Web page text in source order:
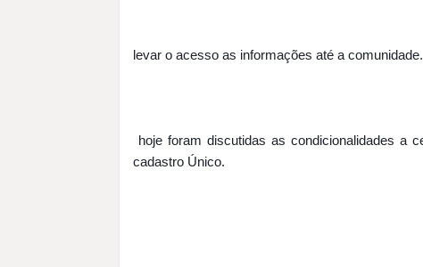
levar o acesso as informações até a comunidade.
cadastro Único.